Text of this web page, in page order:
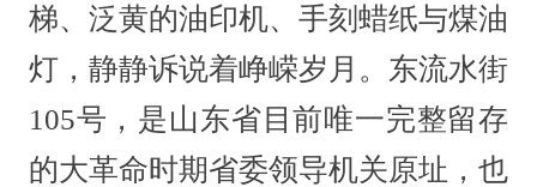
梯、泛黄的油印机、手刻蜡纸与煤油
灯，静静诉说着峥嵘岁月。东流水街
105号，是山东省目前唯一完整留存
的大革命时期省委领导机关原址，也